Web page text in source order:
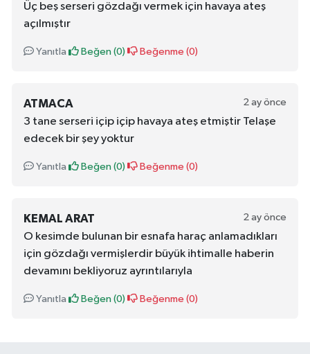
Üç beş serseri gözdağı vermek için havaya ateş
açılmıştır
Yanıtla Beğen (0) Beğenme (0)
ATMACA 2 ay önce
3 tane serseri içip içip havaya ateş etmiştir Telaşe
edecek bir şey yoktur
Yanıtla Beğen (0) Beğenme (0)
KEMAL ARAT 2 ay önce
O kesimde bulunan bir esnafa haraç anlamadıkları
için gözdağı vermişlerdir büyük ihtimalle haberin
devamını bekliyoruz ayrıntılarıyla
Yanıtla Beğen (0) Beğenme (0)